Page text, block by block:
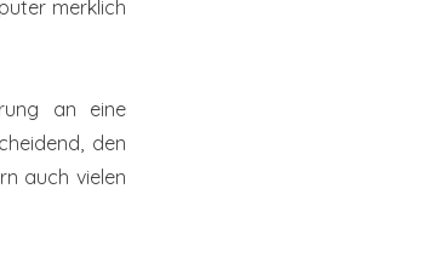
merklich
an eine
den
auch vielen